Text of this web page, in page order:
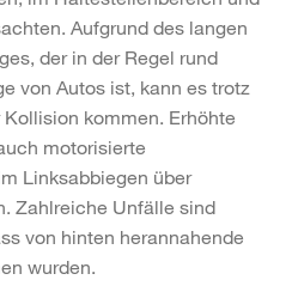
Aufgrund des langen
der in der Regel rund
von Autos ist, kann es trotz
kommen. Erhöhte
motorisierte
Linksabbiegen über
Zahlreiche Unfälle sind
von hinten herannahende
wurden.